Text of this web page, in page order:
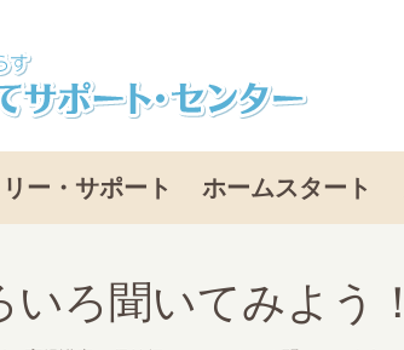
ー・サポート ホームスタート
ろ聞いてみよう！